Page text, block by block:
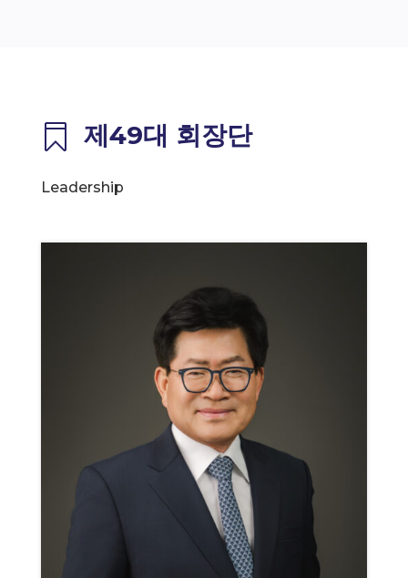
 제49대 회장단
Leadership